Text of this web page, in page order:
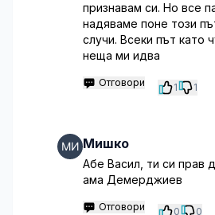
признавам си. Но все
надяваме поне този
случи. Всеки път като
неща ми идва
Отговори 1 1
Мишко
Абе Васил, ти си прав
ама Демерджиев
Отговори 0 0